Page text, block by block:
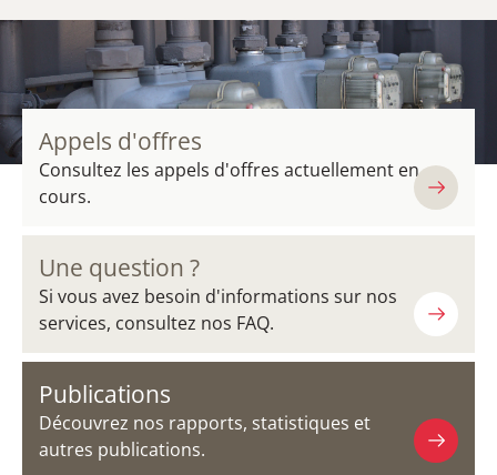
Appels d'offres
Consultez les appels d'offres actuellement en
cours.
Une question ?
Si vous avez besoin d'informations sur nos
services, consultez nos FAQ.
Publications
Découvrez nos rapports, statistiques et
autres publications.